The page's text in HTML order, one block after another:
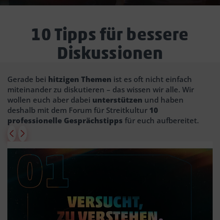
10 Tipps für bessere
Diskussionen
Gerade bei hitzigen Themen ist es oft nicht einfach
miteinander zu diskutieren – das wissen wir alle. Wir
wollen euch aber dabei unterstützen und haben
deshalb mit dem Forum für Streitkultur 10
professionelle Gesprächstipps für euch aufbereitet.